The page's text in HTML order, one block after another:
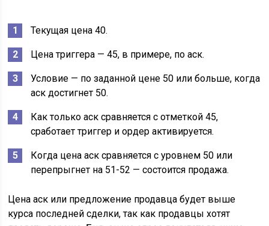
Текущая цена 40.
Цена триггера — 45, в примере, по аск.
Условие — по заданной цене 50 или больше, когда
аск достигнет 50.
Как только аск сравняется с отметкой 45,
сработает триггер и ордер активируется.
Когда цена аск сравняется с уровнем 50 или
перепрыгнет на 51-52 — состоится продажа.
Цена аск или предложение продавца будет выше
курса последней сделки, так как продавцы хотят